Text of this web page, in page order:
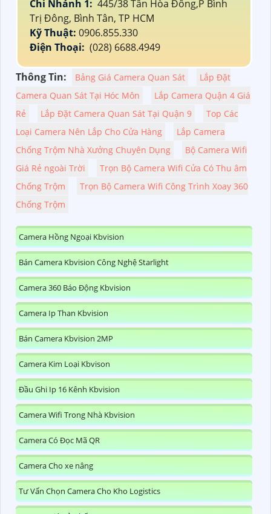
Chi Nhánh 1: 445/38 Tân Hòa Đông,P Bình
Trị Đông, Bình Tân, TP HCM
Kỹ Thuật: 0906.855.330
Điện Thoại: (028) 6688.4949
Thông Tin: Bảng Giá Camera Quan Sát
Lắp Đặt
Camera Quan Sát Tại Hóc Môn
Lắp Camera Quận 4 Giá
Rẻ
Lắp Đặt Camera Quan Sát Tại Quận 9
Top Các
Loại Camera Nên Lắp Cho Cửa Hàng
Lắp Camera
Chống Trộm Nhà Xưởng Chuyên Dụng
Bộ Camera Wifi
Giá Rẻ ngoài Trời
Trọn Bộ Camera Wifi Cửa Có Thu âm
Chống Trộm
Trọn Bộ Camera Wifi Công Trình Xoay 360
Chống Trộm
Camera Hồng Ngoại Kbvision
Bán Camera Kbvision Công Nghệ Starlight
Camera 360 Báo Động Kbvision
Camera Ip Than Kbvision
Bán Camera Kbvision 2MP
Camera Kim Loại Kbvison
Đầu Ghi Ip 16 Kênh Kbvision
Camera Wifi Trong Nhà Kbvision
Camera Có Đọc Mã QR
Camera Cho xe nâng
Tư Vấn Chọn Camera Cho Kho Logistics